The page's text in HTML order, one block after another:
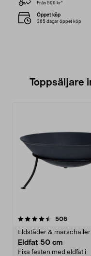
Från 599 kr*
Öppet köp
365 dagar öppet köp
Toppsäljare
506
Eldstäder & marschaller
Eldfat 50 cm
Fixa festen med eldfat i
0.0 av 5 stjärnor